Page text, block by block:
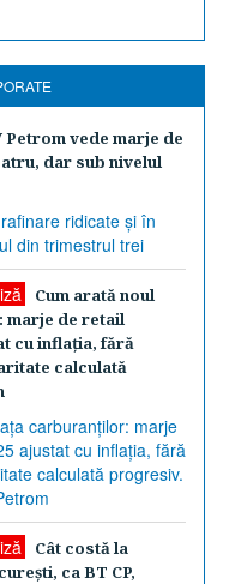
Petrom vede marje de
dar sub nivelul
Cum arată noul
marje de retail
cu inflaţia, fără
calculată
Cât costă la
ca BT CP,